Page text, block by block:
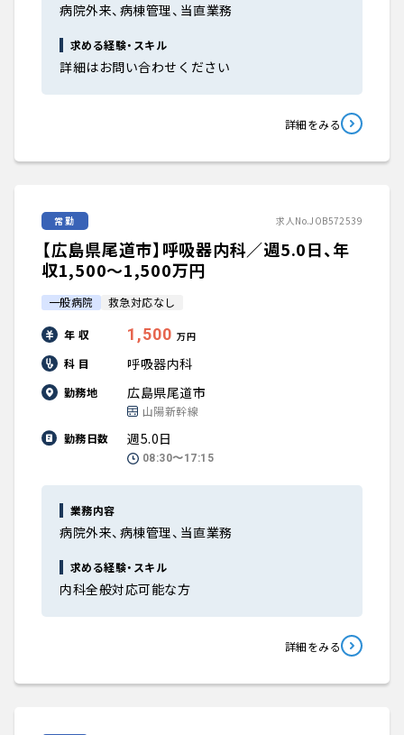
病院外来、病棟管理、当直業務
求める経験・スキル
詳細はお問い合わせください
詳細をみる
常勤 求人No.JOB572539
【広島県尾道市】呼吸器内科／週5.0日、年
収1,500〜1,500万円
一般病院 救急対応なし
年 収 1,500 万円
科 目 呼吸器内科
勤務地 広島県尾道市
山陽新幹線
勤務日数
週5.0日
08:30〜17:15
業務内容
病院外来、病棟管理、当直業務
求める経験・スキル
内科全般対応可能な方
詳細をみる